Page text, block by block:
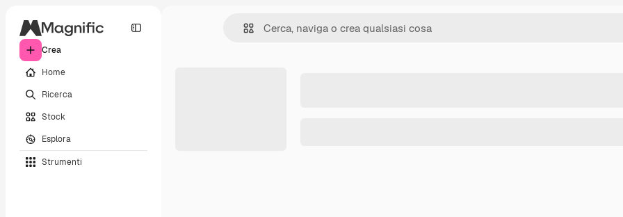
Crea
Home
Ricerca
Stock
Esplora
Strumenti